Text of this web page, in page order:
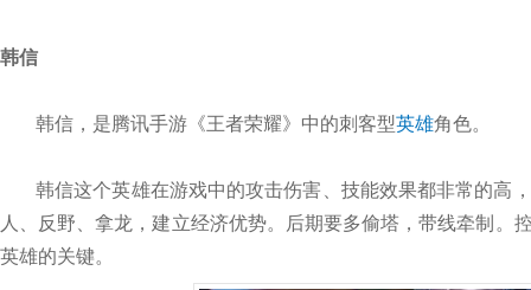
韩信
韩信，是腾讯手游《王者荣耀》中的刺客型英雄角色。
韩信这个英雄在游戏中的攻击伤害、技能效果都非常的高
人、反野、拿龙，建立经济优势。后期要多偷塔，带线牵制。
英雄的关键。